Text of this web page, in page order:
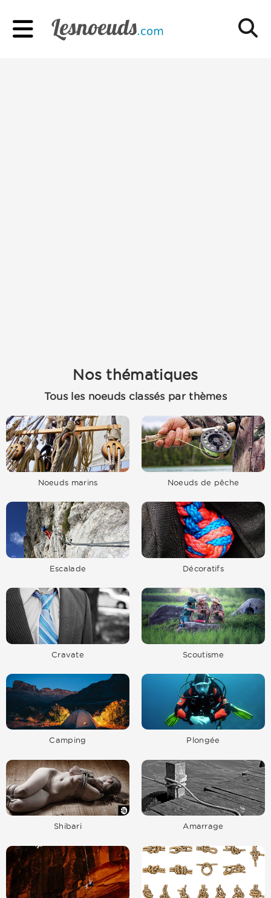
Nos thématiques
Tous les noeuds classés par thèmes
Noeuds marins Noeuds de pêche
Escalade Décoratifs
Cravate Scoutisme
Camping Plongée
Shibari Amarrage